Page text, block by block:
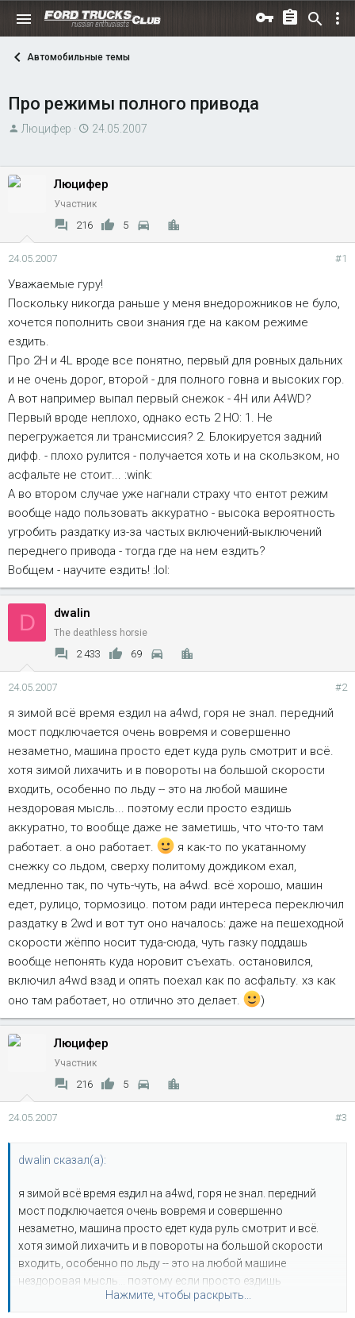
Автомобильные темы
Про режимы полного привода
А
Люцифер
Д
а
ч
а
24.05.2007
Люцифер
Участник
216 5
24.05.2007 #1
Уважаемые гуру!
Поскольку никогда раньше у меня внедорожников не було,
хочется пополнить свои знания где на каком режиме
ездить.
Про 2Н и 4L вроде все понятно, первый для ровных дальних
и не очень дорог, второй - для полного говна и высоких гор.
А вот например выпал первый снежок - 4Н или A4WD?
Первый вроде неплохо, однако есть 2 НО: 1. Не
перегружается ли трансмиссия? 2. Блокируется задний
дифф. - плохо рулится - получается хоть и на скользком, но
асфальте не стоит... :wink:
А во втором случае уже нагнали страху что ентот режим
вообще надо пользовать аккуратно - высока вероятность
угробить раздатку из-за частых включений-выключений
переднего привода - тогда где на нем ездить?
Вобщем - научите ездить! :lol:
D dwalin
The deathless horsie
2 433 69
24.05.2007 #2
я зимой всё время ездил на a4wd, горя не знал. передний
мост подключается очень вовремя и совершенно
незаметно, машина просто едет куда руль смотрит и всё.
хотя зимой лихачить и в повороты на большой скорости
входить, особенно по льду -- это на любой машине
нездоровая мысль... поэтому если просто ездишь
аккуратно, то вообще даже не заметишь, что что-то там
работает. а оно работает.
я как-то по укатанному
снежку со льдом, сверху политому дождиком ехал,
медленно так, по чуть-чуть, на a4wd. всё хорошо, машин
едет, рулицо, тормозицо. потом ради интереса переключил
раздатку в 2wd и вот тут оно началось: даже на пешеходной
скорости жёппо носит туда-сюда, чуть газку поддашь
вообще непонять куда норовит съехать. остановился,
включил a4wd взад и опять поехал как по асфальту. хз как
оно там работает, но отлично это делает.
)
Люцифер
Участник
216 5
24.05.2007 #3
dwalin сказал(а):
я зимой всё время ездил на a4wd, горя не знал. передний
мост подключается очень вовремя и совершенно
незаметно, машина просто едет куда руль смотрит и всё.
хотя зимой лихачить и в повороты на большой скорости
входить, особенно по льду -- это на любой машине
нездоровая мысль... поэтому если просто ездишь
аккуратно, то вообще даже не заметишь, что что-то там
Нажмите, чтобы раскрыть...